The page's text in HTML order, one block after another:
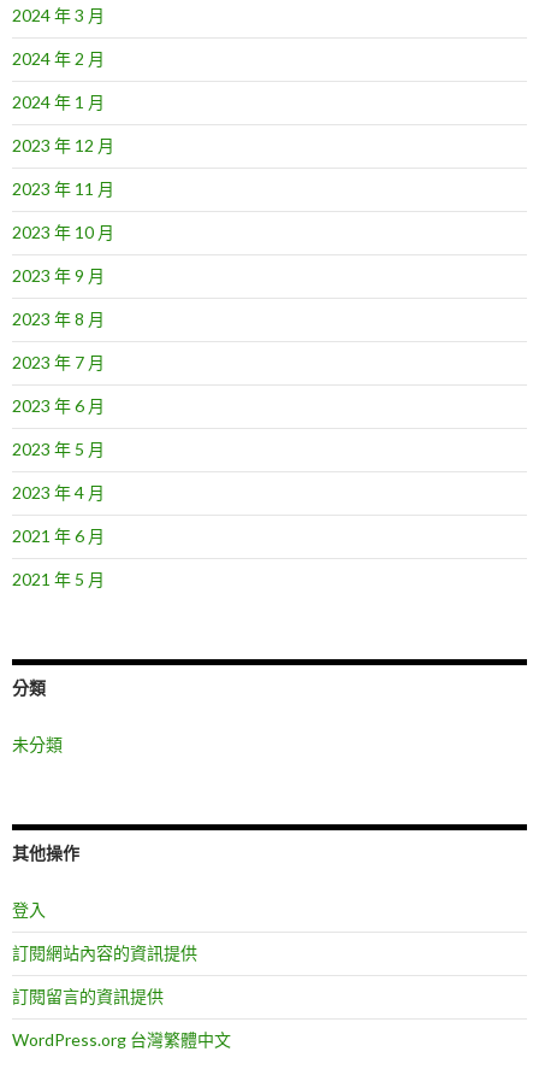
2024 年 3 月
2024 年 2 月
2024 年 1 月
2023 年 12 月
2023 年 11 月
2023 年 10 月
2023 年 9 月
2023 年 8 月
2023 年 7 月
2023 年 6 月
2023 年 5 月
2023 年 4 月
2021 年 6 月
2021 年 5 月
分類
未分類
其他操作
登入
訂閱網站內容的資訊提供
訂閱留言的資訊提供
WordPress.org 台灣繁體中文